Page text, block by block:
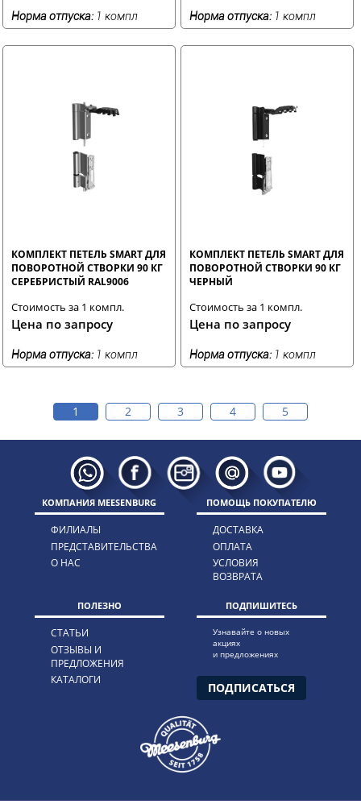
Норма отпуска: 1 компл Норма отпуска: 1 компл
КОМПЛЕКТ ПЕТЕЛЬ SMART ДЛЯ
ПОВОРОТНОЙ СТВОРКИ 90 КГ
СЕРЕБРИСТЫЙ RAL9006
Стоимость за 1 компл.
Цена по запросу
Норма отпуска: 1 компл
КОМПЛЕКТ ПЕТЕЛЬ SMART ДЛЯ
ПОВОРОТНОЙ СТВОРКИ 90 КГ
ЧЕРНЫЙ
Стоимость за 1 компл.
Цена по запросу
Норма отпуска: 1 компл
1 2 3 4 5
КОМПАНИЯ MEESENBURG
ФИЛИАЛЫ
ПРЕДСТАВИТЕЛЬСТВА
О НАС
ПОМОЩЬ ПОКУПАТЕЛЮ
ДОСТАВКА
ОПЛАТА
УСЛОВИЯ
ВОЗВРАТА
ПОЛЕЗНО
СТАТЬИ
ОТЗЫВЫ И
ПРЕДЛОЖЕНИЯ
КАТАЛОГИ
ПОДПИШИТЕСЬ
Узнавайте о новых
акциях
и предложениях
ПОДПИСАТЬСЯ